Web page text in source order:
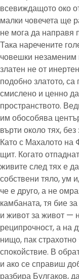
всевиждащото око
малки човечета ще
не мога да направя
Така наречените
човешки незаменим
златен не от
подобно златото,
смислено и ценно
пространството.
им обособява
върти около тях,
Като с Махалото на
щит. Когато
живите след тях е
собствени тяло, ум
че е друго, а не
камбаната, тя бие
и живот за живот —
реципрочност, а на
нищо, пак
спокойствие. В
и ако се справиш
разбира Булгаков,